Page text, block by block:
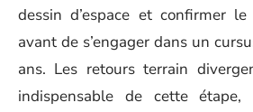
dessin d’espace et confirmer le
avant de s’engager dans un
ans. Les retours terrain
indispensable de cette étape,